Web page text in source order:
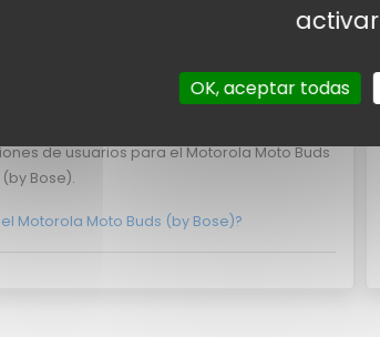
del Motorola Moto Buds (by Bose)
de usuarios para el Motorola Moto Buds
(by Bose).
Motorola Moto Buds (by Bose)?
activar
OK, aceptar todas